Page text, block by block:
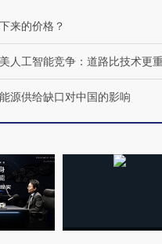
博
有意思的生活方式·第三对
来的价格？
人工智能竞争：道路比技术更
源供给缺口对中国的影响